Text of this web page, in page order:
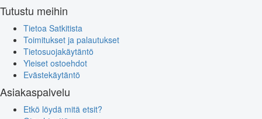
Tutustu meihin
Tietoa Satkitista
Toimitukset ja palautukset
Tietosuojakäytäntö
Yleiset ostoehdot
Evästekäytäntö
Asiakaspalvelu
Etkö löydä mitä etsit?